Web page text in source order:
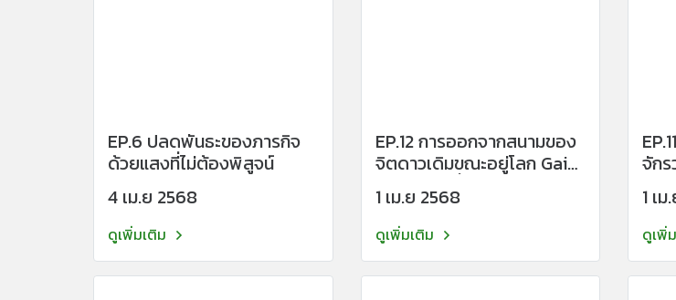
EP.6 ปลดพันธะของภารกิจ
ด้วยแสงที่ไม่ต้องพิสูจน์
4 เม.ย 2568
ดูเพิ่มเติม
EP.12 การออกจากสนามของ
จิตดาวเดิมขณะอยู่โลก Gaia
... ทางกลับที่ไม่มีใครสอน
1 เม.ย 2568
ดูเพิ่มเติม
จักร
1 เ
ดูเพิ่